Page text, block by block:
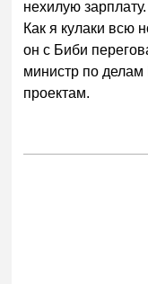
нехилую зарплату.
Как я кулаки всю
он с Биби
министр по
проектам.